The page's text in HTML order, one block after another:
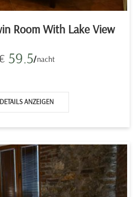
Room With Lake View
59.5nacht
DETAILS ANZEIGEN